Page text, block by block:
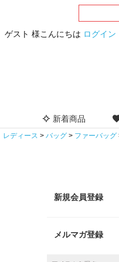
ゲスト 様こんにちは ログイン
新着商品
レディース バッグ ファーバッグ
新規会員登録
メルマガ登録